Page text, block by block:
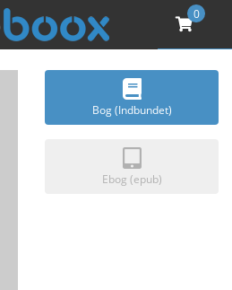
0
Bog (Indbundet)
Ebog (epub)